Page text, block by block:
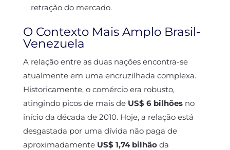
retração do mercado.
O Contexto Mais Amplo Brasil-
Venezuela
A relação entre as duas nações encontra-se
atualmente em uma encruzilhada complexa.
Historicamente, o comércio era robusto,
atingindo picos de mais de US$ 6 bilhõesno
início da década de 2010. Hoje, a relação está
desgastada por uma dívida não paga de
aproximadamente US$ 1,74 bilhãoda